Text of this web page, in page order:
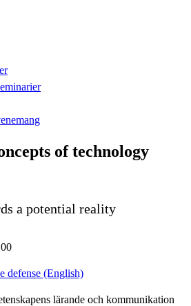
of technology
a potential reality
defense (English)
lärande och kommunikation